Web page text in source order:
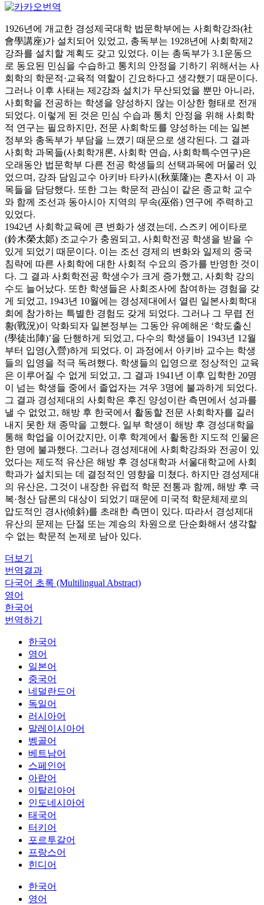
1926년에 개교한 경성제국대학 법문학부에는 사회학강좌(社
會學講座)가 설치되어 있었고, 총독부는 1928년에 사회학제2
강좌를 설치할 계획도 갖고 있었다. 이는 총독부가 3.1운동으
로 동요된 민심을 수습하고 통치의 안정을 기하기 위해서는 사
회학의 학문적·교육적 역할이 긴요하다고 생각했기 때문이다.
그러나 이후 사태는 제2강좌 설치가 무산되었을 뿐만 아니라,
사회학을 전공하는 학생을 양성하지 않는 이상한 형태로 전개
되었다. 이렇게 된 것은 민심 수습과 통치 안정을 위해 사회학
적 연구는 필요하지만, 전문 사회학도를 양성하는 데는 일본
정부와 총독부가 부담을 느꼈기 때문으로 생각된다. 그 결과
사회학 과목들(사회학개론, 사회학 연습, 사회학특수연구)은
오래동안 법문학부 다른 전공 학생들의 선택과목에 머물러 있
었으며, 강좌 담임교수 아키바 타카시(秋葉隆)는 혼자서 이 과
목들을 담당했다. 또한 그는 학문적 관심이 같은 종교학 교수
와 함께 조선과 동아시아 지역의 무속(巫俗) 연구에 주력하고
있었다.
1942년 사회학교육에 큰 변화가 생겼는데, 스즈키 에이타로
(鈴木榮太郞) 조교수가 충원되고, 사회학전공 학생을 받을 수
있게 되었기 때문이다. 이는 조선 경제의 변화와 일제의 중국
침략에 따른 사회학에 대한 사회적 수요의 증가를 반영한 것이
다. 그 결과 사회학전공 학생수가 크게 증가했고, 사회학 강의
수도 늘어났다. 또한 학생들은 사회조사에 참여하는 경험을 갖
게 되었고, 1943년 10월에는 경성제대에서 열린 일본사회학대
회에 참가하는 특별한 경험도 갖게 되었다. 그러나 그 무렵 전
황(戰況)이 악화되자 일본정부는 그동안 유예해온 ‘학도출신
(學徒出陣)’을 단행하게 되었고, 다수의 학생들이 1943년 12월
부터 입영(入營)하게 되었다. 이 과정에서 아키바 교수는 학생
들의 입영을 적극 독려했다. 학생들의 입영으로 정상적인 교육
은 이루어질 수 없게 되었고, 그 결과 1941년 이후 입학한 20명
이 넘는 학생들 중에서 졸업자는 겨우 3명에 불과하게 되었다.
그 결과 경성제대의 사회학은 후진 양성이란 측면에서 성과를
낼 수 없었고, 해방 후 한국에서 활동할 전문 사회학자를 길러
내지 못한 채 종막을 고했다. 일부 학생이 해방 후 경성대학을
통해 학업을 이어갔지만, 이후 학계에서 활동한 지도적 인물은
한 명에 불과했다. 그러나 경성제대에 사회학강좌와 전공이 있
었다는 제도적 유산은 해방 후 경성대학과 서울대학교에 사회
학과가 설치되는 데 결정적인 영향을 미쳤다. 하지만 경성제대
의 유산은, 그것이 내장한 유럽적 학문 전통과 함께, 해방 후 극
복·청산 담론의 대상이 되었기 때문에 미국적 학문체제로의
압도적인 경사(傾斜)를 초래한 측면이 있다. 따라서 경성제대
유산의 문제는 단절 또는 계승의 차원으로 단순화해서 생각할
수 없는 학문적 논제로 남아 있다.
더보기
번역결과
다국어 초록 (Multilingual Abstract)
영어
한국어
번역하기
한국어
영어
일본어
중국어
네덜란드어
독일어
러시아어
말레이시아어
벵골어
베트남어
스페인어
아랍어
이탈리아어
인도네시아어
태국어
터키어
포르투갈어
프랑스어
힌디어
한국어
영어